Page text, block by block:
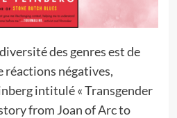
des genres est de
réactions négatives,
intitulé « Transgender
from Joan of Arc to